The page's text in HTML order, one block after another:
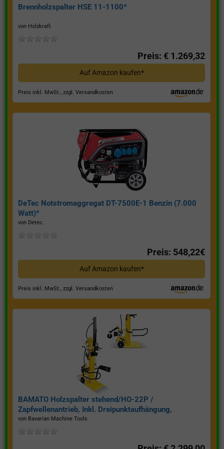
Brennholzspalter HSE 11-1100*
von Holzkraft
Preis: € 1.269,32
Auf Amazon kaufen*
Preis inkl. MwSt., zzgl. Versandkosten
DeTec Notstromaggregat DT-7500E-1 Benzin (7.000
Watt)*
von Detec.
Preis: 548,22€
Auf Amazon kaufen*
Preis inkl. MwSt., zzgl. Versandkosten
BAMATO Holzspalter stehend/HO-22P /
Zapfwellenantrieb, Inkl. Dreipunktaufhängung,
Spaltkraft 22 Tonnen*
von Bavarian Machine Tools